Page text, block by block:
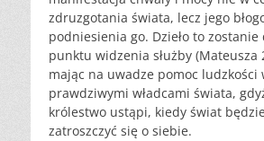
zdruzgotania świata, lecz jego
podniesienia go. Dzieło to zostanie
punktu widzenia służby (Mateusza
mając na uwadze pomoc ludzkości
prawdziwymi władcami świata,
królestwo ustąpi, kiedy świat
zatroszczyć się o siebie.